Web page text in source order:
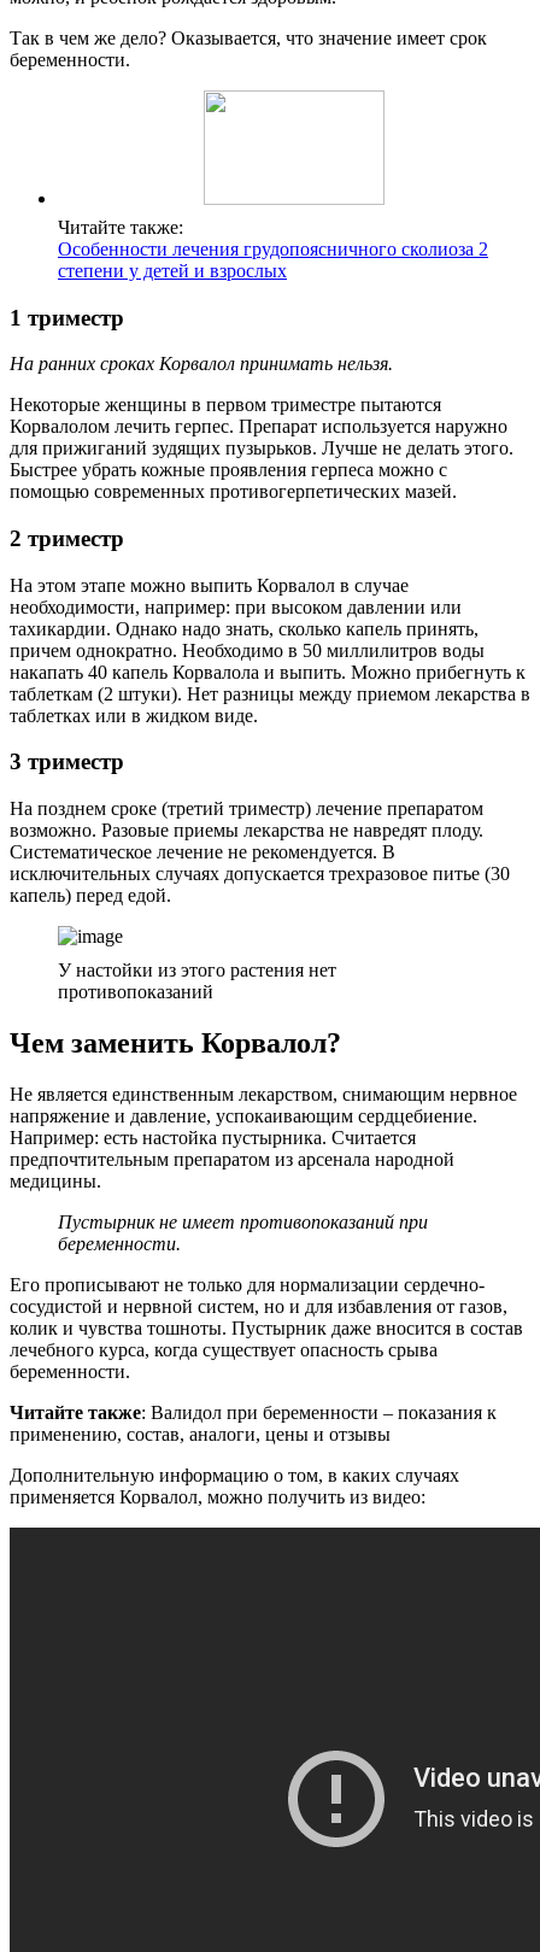
Так в чем же дело? Оказывается, что значение имеет срок
беременности.
Читайте также:
Особенности лечения грудопоясничного сколиоза 2
степени у детей и взрослых
1 триместр
На ранних сроках Корвалол принимать нельзя.
Некоторые женщины в первом триместре пытаются
Корвалолом лечить герпес. Препарат используется наружно
для прижиганий зудящих пузырьков. Лучше не делать этого.
Быстрее убрать кожные проявления герпеса можно с
помощью современных противогерпетических мазей.
2 триместр
На этом этапе можно выпить Корвалол в случае
необходимости, например: при высоком давлении или
тахикардии. Однако надо знать, сколько капель принять,
причем однократно. Необходимо в 50 миллилитров воды
накапать 40 капель Корвалола и выпить. Можно прибегнуть к
таблеткам (2 штуки). Нет разницы между приемом лекарства в
таблетках или в жидком виде.
3 триместр
На позднем сроке (третий триместр) лечение препаратом
возможно. Разовые приемы лекарства не навредят плоду.
Систематическое лечение не рекомендуется. В
исключительных случаях допускается трехразовое питье (30
капель) перед едой.
У настойки из этого растения нет
противопоказаний
Чем заменить Корвалол?
Не является единственным лекарством, снимающим нервное
напряжение и давление, успокаивающим сердцебиение.
Например: есть настойка пустырника. Считается
предпочтительным препаратом из арсенала народной
медицины.
Пустырник не имеет противопоказаний при
беременности.
Его прописывают не только для нормализации сердечно-
сосудистой и нервной систем, но и для избавления от газов,
колик и чувства тошноты. Пустырник даже вносится в состав
лечебного курса, когда существует опасность срыва
беременности.
Читайте также: Валидол при беременности – показания к
применению, состав, аналоги, цены и отзывы
Дополнительную информацию о том, в каких случаях
применяется Корвалол, можно получить из видео: